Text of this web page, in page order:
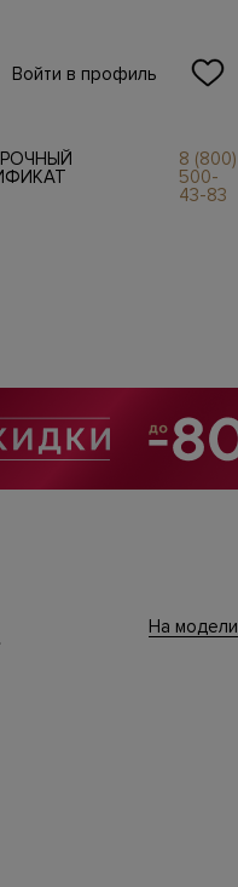
Войти в профиль
8 (800)
500-
43-83
На модели